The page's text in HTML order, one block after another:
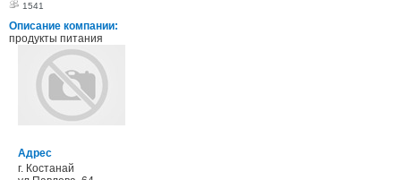
1541
Описание компании:
продукты питания
Адрес
г. Костанай